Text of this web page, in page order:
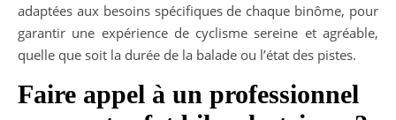
adaptées aux besoins spécifiques de chaque binôme, pour
garantir une expérience de cyclisme sereine et agréable,
quelle que soit la durée de la balade ou l’état des pistes.
Faire appel à un professionnel